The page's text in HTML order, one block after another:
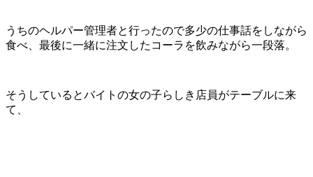
うちのヘルパー管理者と行ったので多少の仕事話をしながら
食べ、最後に一緒に注文したコーラを飲みながら一段落。
そうしているとバイトの女の子らしき店員がテーブルに来
て、